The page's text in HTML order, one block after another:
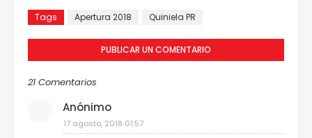
Tags Apertura 2018 Quiniela PR
PUBLICAR UN COMENTARIO
21 Comentarios
Anónimo
17 agosto, 2018 01:57